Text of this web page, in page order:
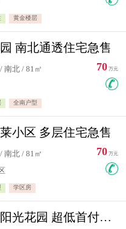
黄金楼层
南北通透住宅急售
南北 / 81㎡
全南户型
70 万元
小区 多层住宅急售
南北 / 81㎡
学区房
70 万元
福海路 福海阳光花园 超低首付住宅急售